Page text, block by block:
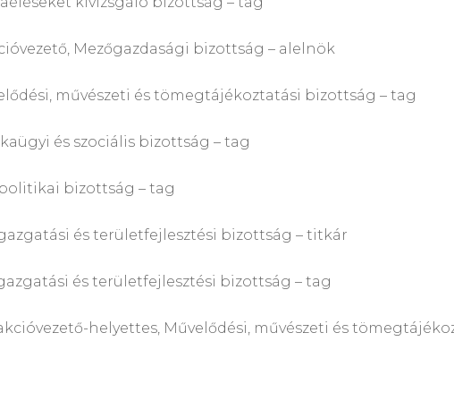
Mezőgazdasági bizottság – alelnök
művészeti és tömegtájékoztatási bizottság – tag
és szociális bizottság – tag
bizottság – tag
és területfejlesztési bizottság – titkár
és területfejlesztési bizottság – tag
helyettes, Művelődési, művészeti és